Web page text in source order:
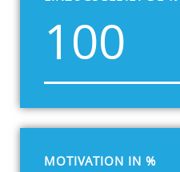
100
MOTIVATION IN %